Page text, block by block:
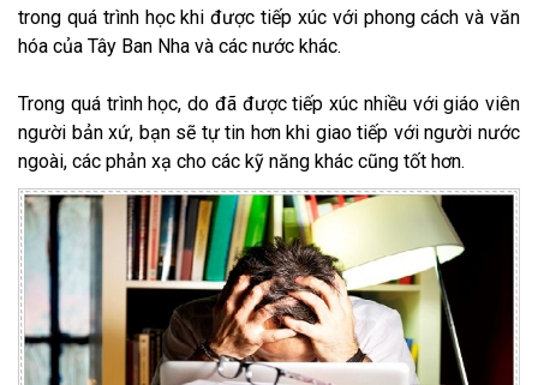
trong quá trình học khi được tiếp xúc với phong cách và văn
hóa của Tây Ban Nha và các nước khác.
Trong quá trình học, do đã được tiếp xúc nhiều với giáo viên
người bản xứ, bạn sẽ tự tin hơn khi giao tiếp với người nước
ngoài, các phản xạ cho các kỹ năng khác cũng tốt hơn.